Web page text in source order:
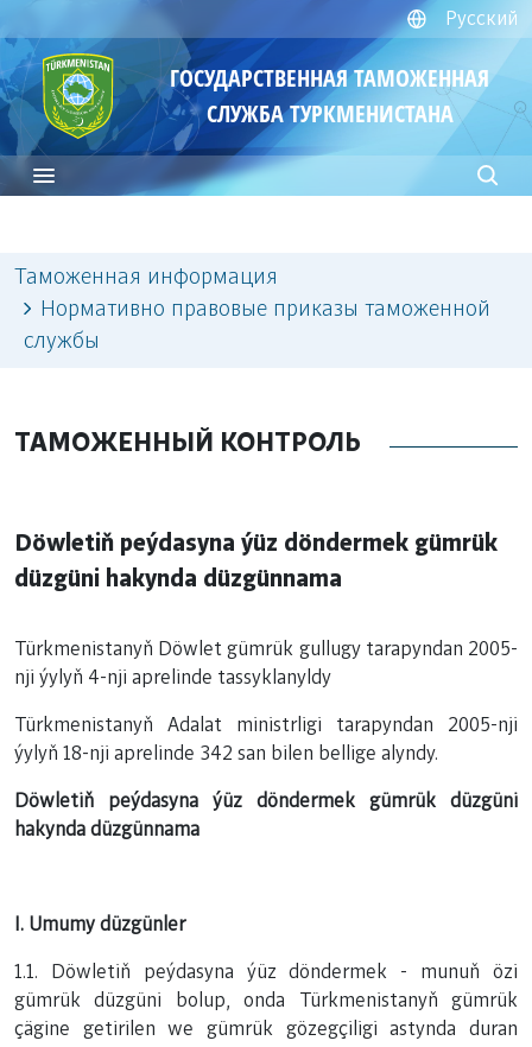
Русский
ГОСУДАРСТВЕННАЯ ТАМОЖЕННАЯ
СЛУЖБА ТУРКМЕНИСТАНА
Таможенная информация
Нормативно правовые приказы таможенной
службы
ТАМОЖЕННЫЙ КОНТРОЛЬ
Döwletiň peýdasyna ýüz döndermek gümrük
düzgüni hakynda düzgünnama
Türkmenistanyň Döwlet gümrük gullugy tarapyndan 2005-
nji ýylyň 4-nji aprelinde tassyklanyldy
Türkmenistanyň Adalat ministrligi tarapyndan 2005-nji
ýylyň 18-nji aprelinde 342 san bilen bellige alyndy.
Döwletiň peýdasyna ýüz döndermek gümrük düzgüni
hakynda düzgünnama
I. Umumy düzgünler
1.1. Döwletiň peýdasyna ýüz döndermek - munuň özi
gümrük düzgüni bolup, onda Türkmenistanyň gümrük
çägine getirilen we gümrük gözegçiligi astynda duran